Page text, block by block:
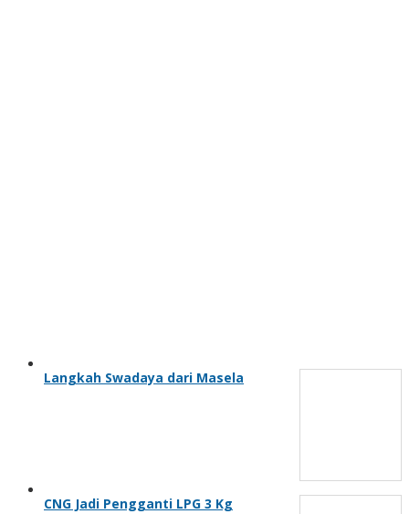
Langkah Swadaya dari Masela
CNG Jadi Pengganti LPG 3 Kg